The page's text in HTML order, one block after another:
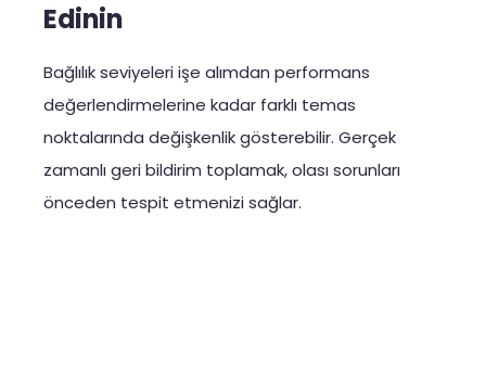
Edinin
Bağlılık seviyeleri işe alımdan performans
değerlendirmelerine kadar farklı temas
noktalarında değişkenlik gösterebilir. Gerçek
zamanlı geri bildirim toplamak, olası sorunları
önceden tespit etmenizi sağlar.